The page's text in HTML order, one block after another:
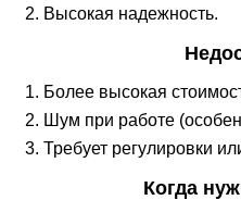
Высокая надежность.
Более высокая
Шум при работе
Требует регулировки
Когда